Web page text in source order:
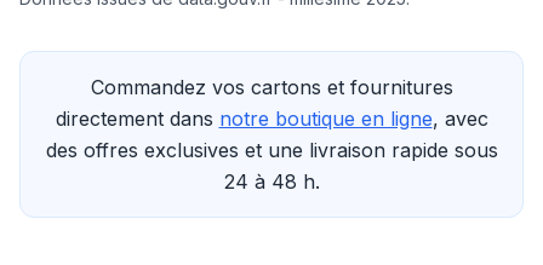
Commandez vos cartons et fournitures
directement dans notre boutique en ligne, avec
des offres exclusives et une livraison rapide sous
24 à 48 h.